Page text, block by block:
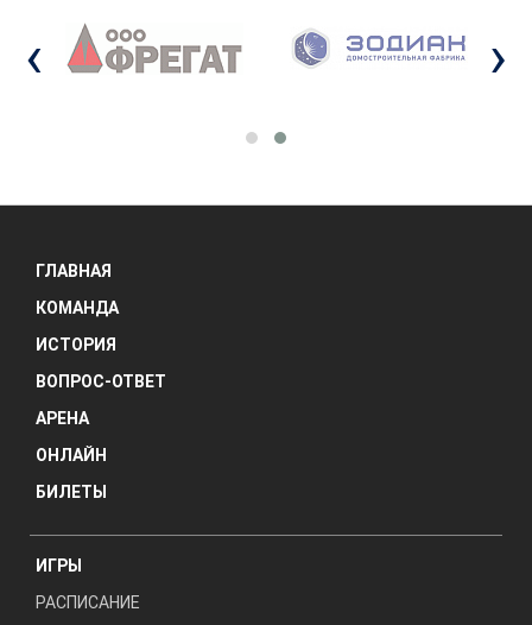
‹ ›
ГЛАВНАЯ
КОМАНДА
ИСТОРИЯ
ВОПРОС-ОТВЕТ
АРЕНА
ОНЛАЙН
БИЛЕТЫ
ИГРЫ
РАСПИСАНИЕ